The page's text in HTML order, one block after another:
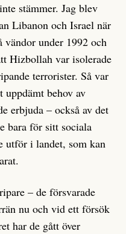
stämmer. Jag blev
Libanon och Israel när
under 1992 och
Hizbollah var isolerade
terrorister. Så var
behov av
erbjuda – också av det
bara för sitt sociala
utför i landet, som kan
– de försvarade
nu och vid ett försök
har de gått över